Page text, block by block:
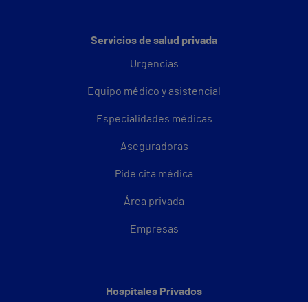
Servicios de salud privada
Urgencias
Equipo médico y asistencial
Especialidades médicas
Aseguradoras
Pide cita médica
Área privada
Empresas
Hospitales Privados